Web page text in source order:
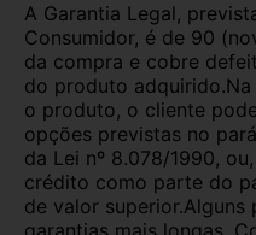
A Garantia Legal,
Consumidor, é de 90
da compra e cobre
do produto
o produto, o cliente
opções previstas no
da Lei nº 8.078/1990,
crédito como parte do
de valor